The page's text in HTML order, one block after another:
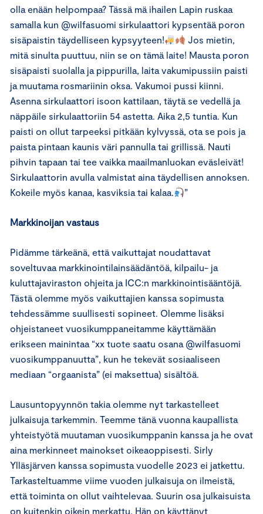
olla enään helpompaa? Tässä mä ihailen Lapin ruskaa
samalla kun @wilfasuomi sirkulaattori kypsentää poron
sisäpaistin täydelliseen kypsyyteen!
Jos mietin,
mitä sinulta puuttuu, niin se on tämä laite! Mausta poron
sisäpaisti suolalla ja pippurilla, laita vakumipussiin paisti
ja muutama rosmariinin oksa. Vakumoi pussi kiinni.
Asenna sirkulaattori isoon kattilaan, täytä se vedellä ja
näppäile sirkulaattoriin 54 astetta. Aika 2,5 tuntia. Kun
paisti on ollut tarpeeksi pitkään kylvyssä, ota se pois ja
paista pintaan kaunis väri pannulla tai grillissä. Nauti
pihvin tapaan tai tee vaikka maailmanluokan eväsleivät!
Sirkulaattorin avulla valmistat aina täydellisen annoksen.
Kokeile myös kanaa, kasviksia tai kalaa.
”
Markkinoijan vastaus
Pidämme tärkeänä, että vaikuttajat noudattavat
soveltuvaa markkinointilainsäädäntöä, kilpailu- ja
kuluttajaviraston ohjeita ja ICC:n markkinointisääntöjä.
Tästä olemme myös vaikuttajien kanssa sopimusta
tehdessämme suullisesti sopineet. Olemme lisäksi
ohjeistaneet vuosikumppaneitamme käyttämään
erikseen mainintaa “xx tuote saatu osana @wilfasuomi
vuosikumppanuutta”, kun he tekevät sosiaaliseen
mediaan “orgaanista” (ei maksettua) sisältöä.
Lausuntopyynnön takia olemme nyt tarkastelleet
julkaisuja tarkemmin. Teemme tänä vuonna kaupallista
yhteistyötä muutaman vuosikumppanin kanssa ja he ovat
aina merkinneet mainokset oikeaoppisesti. Sirly
Ylläsjärven kanssa sopimusta vuodelle 2023 ei jatkettu.
Tarkasteltuamme viime vuoden julkaisuja on ilmeistä,
että toiminta on ollut vaihtelevaa. Suurin osa julkaisuista
on kuitenkin oikein merkattu. Hän on käyttänyt